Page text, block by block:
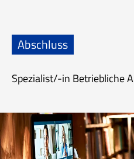
Abschluss
Spezialist/-in Betriebliche